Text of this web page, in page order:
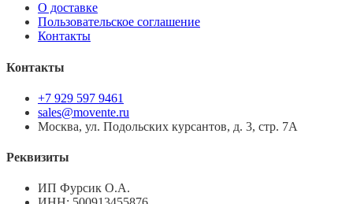
О доставке
Пользовательское соглашение
Контакты
Контакты
+7 929 597 9461
sales@movente.ru
Москва, ул. Подольских курсантов, д. 3, стр. 7А
Реквизиты
ИП Фурсик О.А.